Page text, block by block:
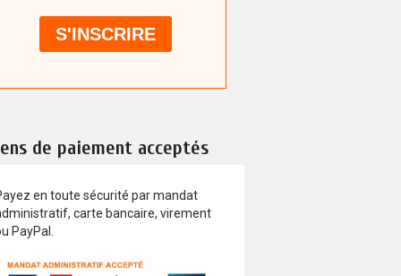
de paiement acceptés
en toute sécurité par mandat
carte bancaire, virement
PayPal.